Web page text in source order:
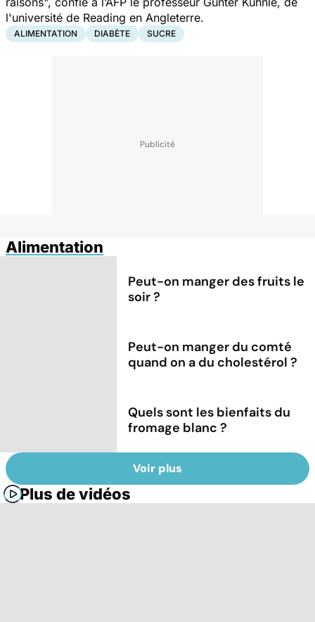
l'université de Reading en Angleterre.
ALIMENTATION DIABÈTE SUCRE
Alimentation
Peut-on manger des fruits le
soir ?
Peut-on manger du comté
quand on a du cholestérol ?
Quels sont les bienfaits du
fromage blanc ?
Voir plus
Plus de vidéos